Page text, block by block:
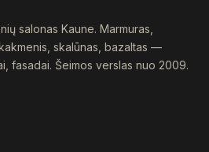
salonas Kaune. Marmuras,
skalūnas, bazaltas —
fasadai. Šeimos verslas nuo 2009.